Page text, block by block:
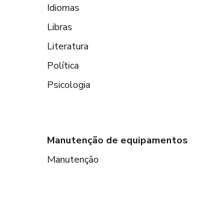
Idiomas
Libras
Literatura
Política
Psicologia
Manutenção de equipamentos
Manutenção